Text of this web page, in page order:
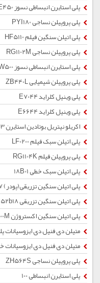
پلی استایرن انبساطی نسوز SE450
پلی پروپیلن نساجی PYI180
پلی اتیلن سنگین فیلم HF5110
پلی پروپیلن نساجی RG1102M
پلی استایرن انبساطی نسوز W500
پلی پروپیلن شیمیایی ZB440L
پلی وینیل کلراید E7044
پلی وینیل کلراید E6644
اکریلو نیتریل بوتادین استایرن SV0157NW2803
پلی اتیلن سبک فیلم LF0200
پلی پروپیلن فیلم RG1104K
پلی اتیلن سبک خطی 18B01
پلی اتیلن سنگین تزریقی(پودر) 62N07
پلی اتیلن سنگین تزریقی 52b18
پلی اتیلن سنگین اکستروژن 7700M
متیلن دی فنیل دی ایزوسیانات
متیلن دی فنیل دی ایزوسیانات
پلی پروپیلن نساجی ZH564S
پلی استایرن انبساطی 100